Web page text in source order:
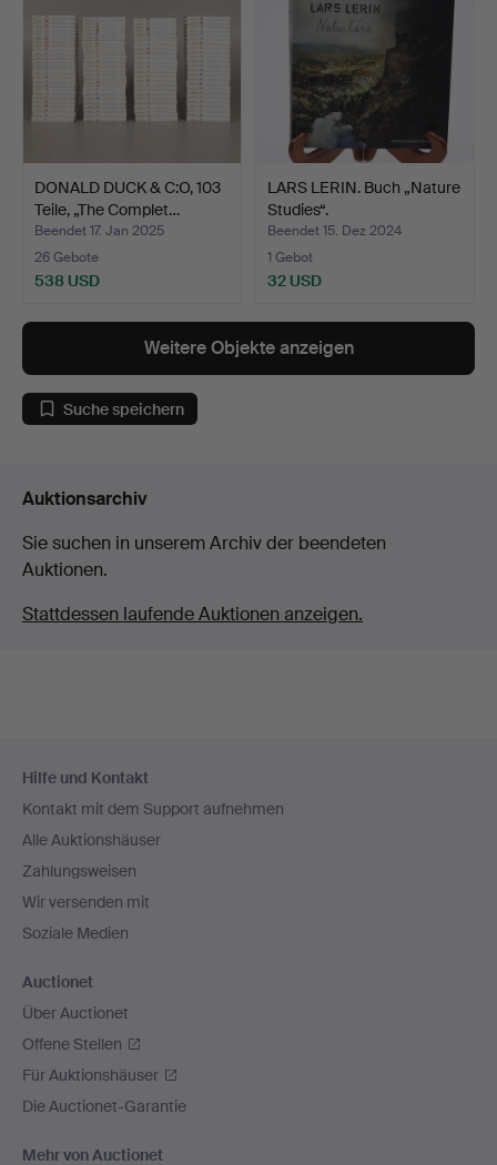
DONALD DUCK & C:O, 103
Teile, „The Complet…
Beendet 17. Jan 2025
26 Gebote
538 USD
LARS LERIN. Buch „Nature
Studies“.
Beendet 15. Dez 2024
1 Gebot
32 USD
Weitere Objekte anzeigen
Suche speichern
Auktionsarchiv
Sie suchen in unserem Archiv der beendeten
Auktionen.
Stattdessen laufende Auktionen anzeigen.
Navigation
Hilfe und Kontakt
Kontakt mit dem Support aufnehmen
Alle Auktionshäuser
Zahlungsweisen
Wir versenden mit
Soziale Medien
Auctionet
Über Auctionet
Offene Stellen
Für Auktionshäuser
Die Auctionet-Garantie
Mehr von Auctionet